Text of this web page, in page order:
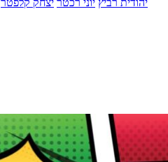
יהודית רביץ יוני רכטר יצחק קלפטר